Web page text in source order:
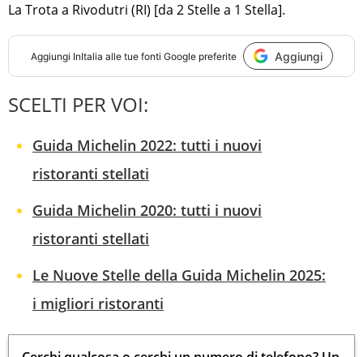
La Trota a Rivodutri (RI) [da 2 Stelle a 1 Stella].
Aggiungi InItalia alle tue fonti Google preferite Aggiungi
SCELTI PER VOI:
Guida Michelin 2022: tutti i nuovi
ristoranti stellati
Guida Michelin 2020: tutti i nuovi
ristoranti stellati
Le Nuove Stelle della Guida Michelin 2025:
i migliori ristoranti